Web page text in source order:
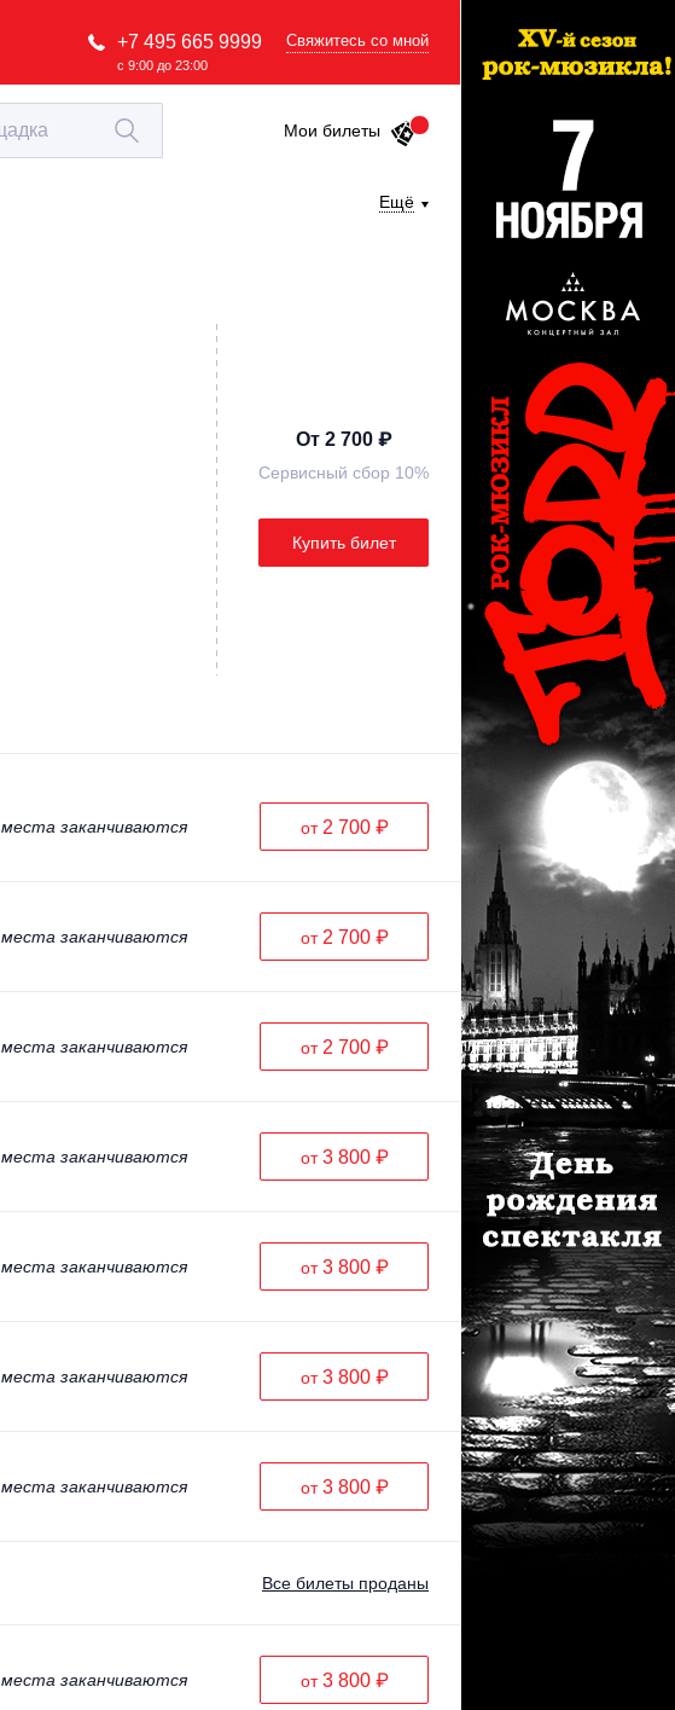
+7 495 665 9999
с 9:00 до 23:00
Свяжитесь со мной
Мои билеты
Ещё
От 2 700 ₽
Сервисный сбор 10%
Купить билет
места заканчиваются от 2 700 ₽
места заканчиваются от 2 700 ₽
места заканчиваются от 2 700 ₽
места заканчиваются от3 800 ₽
места заканчиваются от3 800 ₽
места заканчиваются от3 800 ₽
места заканчиваются от3 800 ₽
Все билеты проданы
места заканчиваются от3 800 ₽